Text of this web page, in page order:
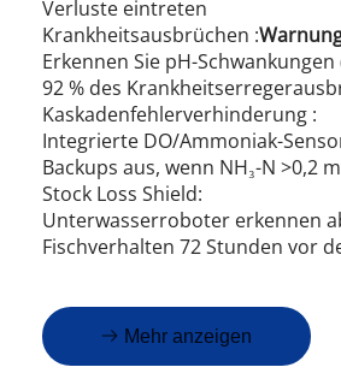
Verluste eintreten
Krankheitsausbrüchen :
Erkennen Sie pH-
92 % des
Kaskadenfehlerverhinderung :
Integrierte DO/Ammoniak-
Backups aus, wenn NH₃-N >0,2
Stock Loss Shield:
Unterwasserroboter erkennen
Fischverhalten 72 Stunden vor
Mehr anzeigen